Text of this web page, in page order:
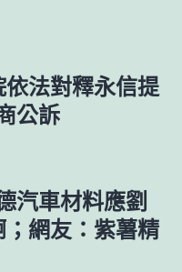
法對釋永信提
公訴
汽車材料應劉
網友：紫薯精